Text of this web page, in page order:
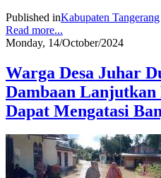
Published inKabupaten Tangerang
Read more...
Monday, 14/October/2024
Warga Desa Juhar
Dambaan Lanjutkan
Dapat Mengatasi